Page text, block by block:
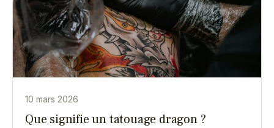
10 mars 2026
Que signifie un tatouage dragon ?